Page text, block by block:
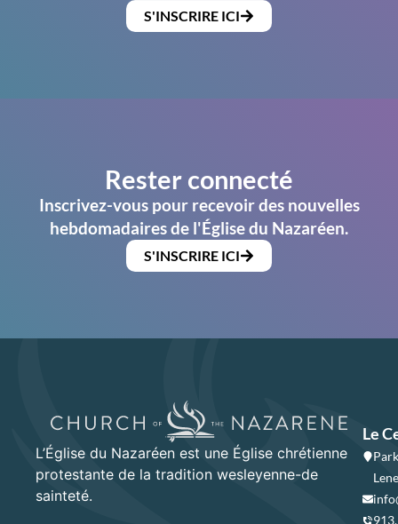
S'INSCRIRE ICI
Rester connecté
Inscrivez-vous pour recevoir des nouvelles
hebdomadaires de l'Église du Nazaréen.
S'INSCRIRE ICI
L’Église du Nazaréen est une Église chrétienne
protestante de la tradition wesleyenne-de
sainteté.
Le